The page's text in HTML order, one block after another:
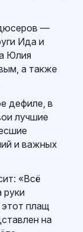
—
Ида и
Юлия
а также
дефиле, в
лучшие
и важных
«Всё
руки
плащ
на